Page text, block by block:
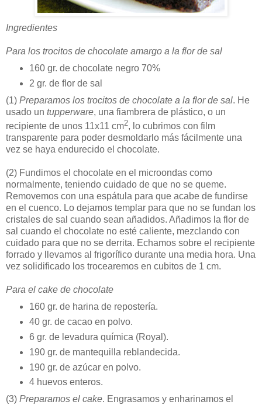
Ingredientes
Para los trocitos de chocolate amargo a la flor de sal
160 gr. de chocolate negro 70%
2 gr. de flor de sal
(1) Preparamos los trocitos de chocolate a la flor de sal. He
usado un tupperware, una fiambrera de plástico, o un
recipiente de unos 11x11 cm2, lo cubrimos con film
transparente para poder desmoldarlo más fácilmente una
vez se haya endurecido el chocolate.
(2) Fundimos el chocolate en el microondas como
normalmente, teniendo cuidado de que no se queme.
Removemos con una espátula para que acabe de fundirse
en el cuenco. Lo dejamos templar para que no se fundan los
cristales de sal cuando sean añadidos. Añadimos la flor de
sal cuando el chocolate no esté caliente, mezclando con
cuidado para que no se derrita. Echamos sobre el recipiente
forrado y llevamos al frigorífico durante una media hora. Una
vez solidificado los trocearemos en cubitos de 1 cm.
Para el cake de chocolate
160 gr. de harina de repostería.
40 gr. de cacao en polvo.
6 gr. de levadura química (Royal).
190 gr. de mantequilla reblandecida.
190 gr. de azúcar en polvo.
4 huevos enteros.
(3) Preparamos el cake. Engrasamos y enharinamos el